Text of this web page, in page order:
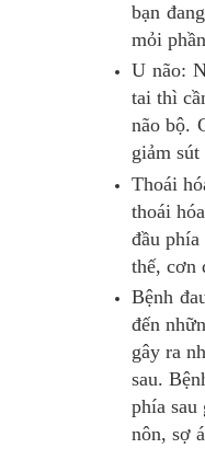
bạn
mỏi
U não:
tai thì
não bộ.
giảm
Thoái
thoái
đầu
thế, cơn
Bệnh
đến
gây ra
sau.
phía
nôn, sợ